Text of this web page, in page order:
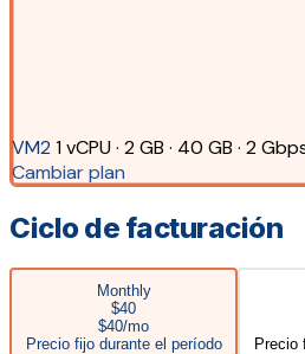
VM2 1 vCPU · 2 GB · 40 GB · 2
Cambiar plan
Ciclo de facturación
Monthly
$40
$40/mo
Precio fijo durante el período
Precio